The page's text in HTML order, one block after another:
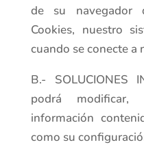
de su navegador
Cookies, nuestro
cuando se conecte a
B.- SOLUCIONES
podrá
información
como su